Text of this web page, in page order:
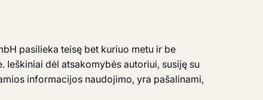
pasilieka teisę bet kuriuo metu ir be
dėl atsakomybės autoriui, susiję su
informacijos naudojimo, yra pašalinami,